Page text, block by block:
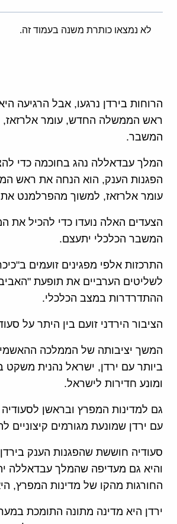
לא נמצאו כותרת משנה בעמוד זה.
הרוחות בירדן נרגעו, אבל הרגיעה
ראש הממשלה החדש, עומר אלרזאז,
המשבר.
המלך עבדאללה נהג בחוכמה כדי
הפגנות הענק, הוא הנחה את ראש
עומר אלרזאז, למשוך מהפרלמנט
הצעדים האלה נועדו כדי להכיל
המשבר הכלכלי יתעצם.
התרכזות אלפי מפגינים זועמים
לשליטים הערביים את תופעת
ההתדרדרות במצב הכלכלי.
הציבור הירדני זועם בין היתר על
המשך יציבותה של הממלכה
ביותר עם ירדן, ישראל נהנית משקט
ומונע חדירות לישראל.
גם למדינות המפרץ ובראשן
עם ירדן שמונעת מגורמים קיצוניים
סעודיה חוששת שהפגנות הענק
והיא גם מעדיפה שהמלך עבדאללה
החורגות מהקו של מדינות המפרץ,
ירדן היא מדינה מתונה התומכת